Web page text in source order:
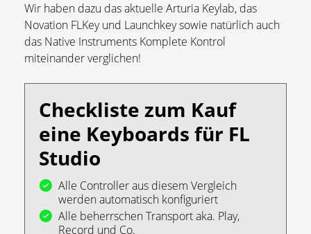
Wir haben dazu das aktuelle Arturia Keylab, das
Novation FLKey und Launchkey sowie natürlich auch
das Native Instruments Komplete Kontrol
miteinander verglichen!
Checkliste zum Kauf
eine Keyboards für FL
Studio
Alle Controller aus diesem Vergleich
werden automatisch konfiguriert
Alle beherrschen Transport aka. Play,
Record und Co.